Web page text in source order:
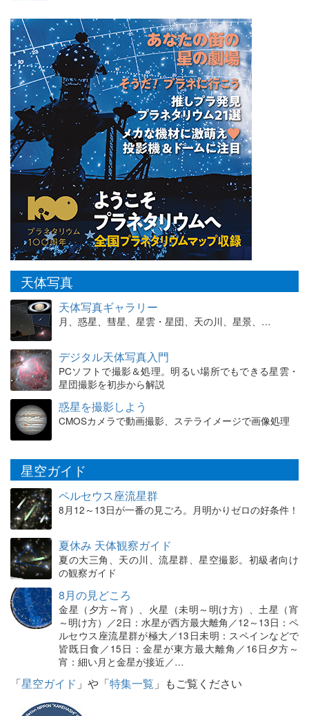
天体写真
天体写真ギャラリー
月、惑星、彗星、星雲・星団、天の川、星景、…
デジタル天体写真入門
PCソフトで撮影＆処理。明るい場所でもできる星雲・
星団撮影を初歩から解説
惑星を撮影しよう
CMOSカメラで動画撮影、ステライメージで画像処理
星空ガイド
ペルセウス座流星群
8月12～13日が一番の見ごろ。月明かりゼロの好条件！
夏休み 天体観察ガイド
夏の大三角、天の川、流星群、星空撮影。初級者向け
の観察ガイド
8月の見どころ
金星（夕方～宵）、火星（未明～明け方）、土星（宵
～明け方）／2日：水星が西方最大離角／12～13日：ペ
ルセウス座流星群が極大／13日未明：スペインなどで
皆既日食／15日：金星が東方最大離角／16日夕方～
宵：細い月と金星が接近／…
「星空ガイド 」や「特集一覧 」もご覧ください